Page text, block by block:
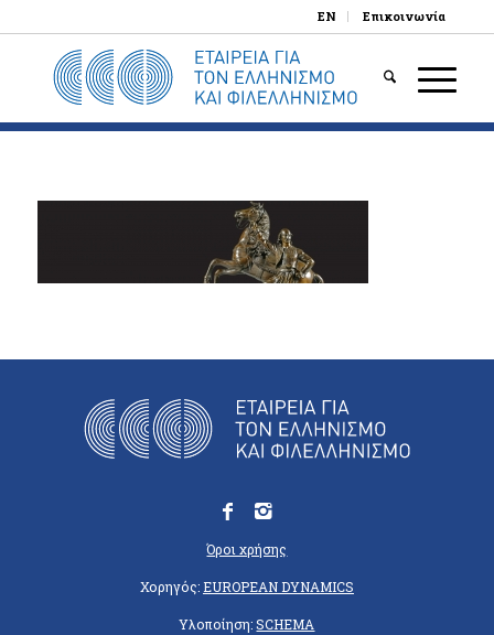
EN Επικοινωνία
Όροι χρήσης
Χορηγός:EUROPEAN DYNAMICS
Υλοποίηση:SCHEMA